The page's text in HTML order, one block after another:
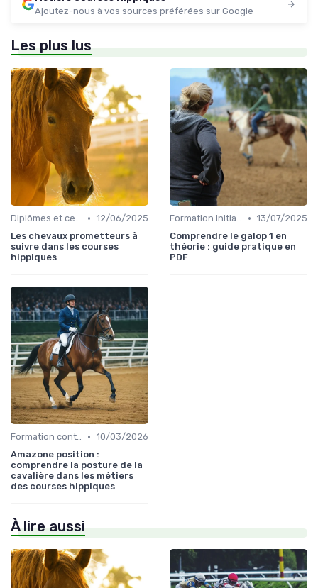
Ajoutez-nous à vos sources préférées sur Google
Les plus lus
Diplômes et certifications • 12/06/2025
Les chevaux prometteurs à
suivre dans les courses
hippiques
Formation initiale • 13/07/2025
Comprendre le galop 1 en
théorie : guide pratique en
PDF
Formation continue • 10/03/2026
Amazone position :
comprendre la posture de la
cavalière dans les métiers
des courses hippiques
À lire aussi